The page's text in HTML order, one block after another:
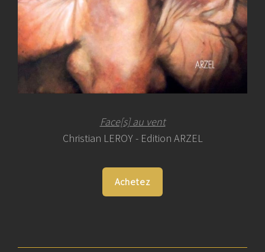
Face[s] au vent
Christian LEROY - Edition ARZEL
Achetez